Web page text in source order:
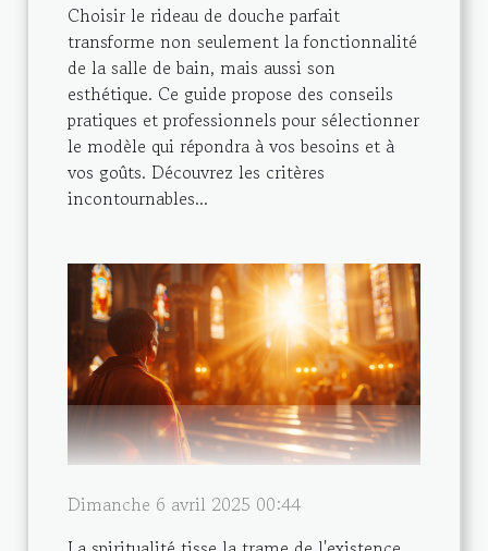
Choisir le rideau de douche parfait
transforme non seulement la fonctionnalité
de la salle de bain, mais aussi son
esthétique. Ce guide propose des conseils
pratiques et professionnels pour sélectionner
le modèle qui répondra à vos besoins et à
vos goûts. Découvrez les critères
incontournables...
Dimanche 6 avril 2025 00:44